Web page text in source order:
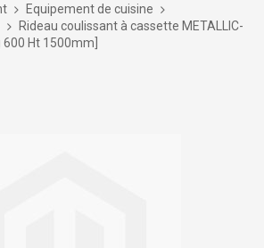
Equipement de cuisine
Rideau coulissant à cassette METALLIC-
600 Ht 1500mm]